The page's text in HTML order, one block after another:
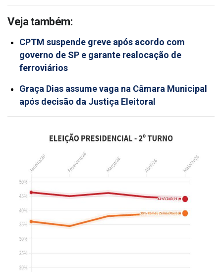
Veja também:
CPTM suspende greve após acordo com
governo de SP e garante realocação de
ferroviários
Graça Dias assume vaga na Câmara Municipal
após decisão da Justiça Eleitoral